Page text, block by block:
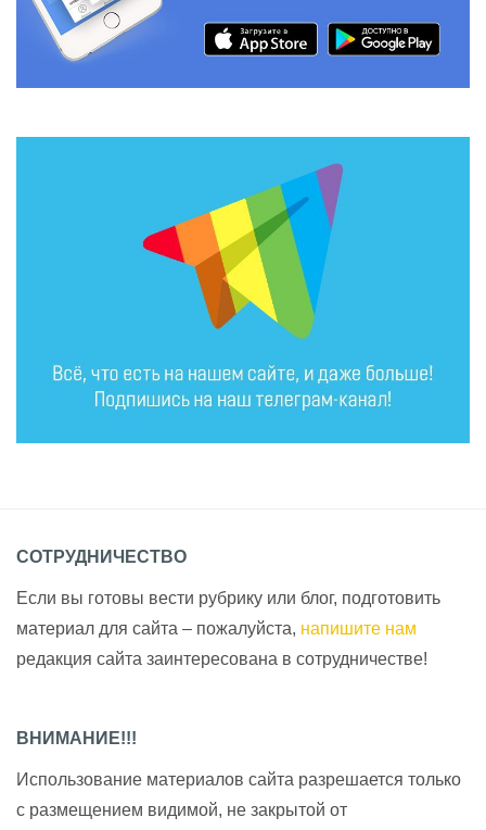
СОТРУДНИЧЕСТВО
Если вы готовы вести рубрику или блог, подготовить
материал для сайта – пожалуйста, напишите нам
редакция сайта заинтересована в сотрудничестве!
ВНИМАНИЕ!!!
Использование материалов сайта разрешается только
с размещением видимой, не закрытой от